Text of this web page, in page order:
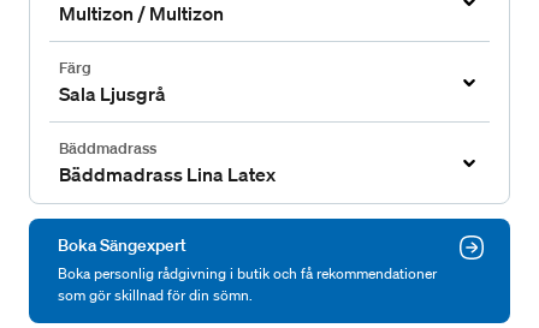
Multizon / Multizon
Färg
Sala Ljusgrå
Bäddmadrass
Bäddmadrass Lina Latex
Boka Sängexpert
Boka personlig rådgivning i butik och få rekommendationer
som gör skillnad för din sömn.